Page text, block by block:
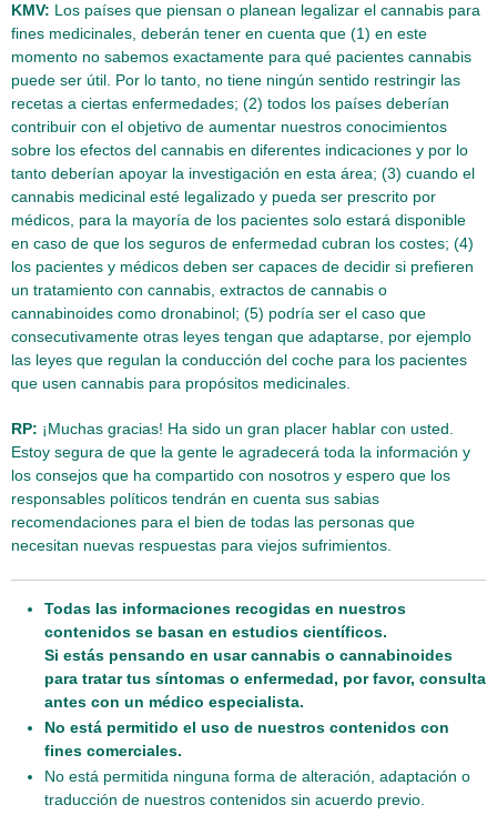
KMV: Los países que piensan o planean legalizar el cannabis para
fines medicinales, deberán tener en cuenta que (1) en este
momento no sabemos exactamente para qué pacientes cannabis
puede ser útil. Por lo tanto, no tiene ningún sentido restringir las
recetas a ciertas enfermedades; (2) todos los países deberían
contribuir con el objetivo de aumentar nuestros conocimientos
sobre los efectos del cannabis en diferentes indicaciones y por lo
tanto deberían apoyar la investigación en esta área; (3) cuando el
cannabis medicinal esté legalizado y pueda ser prescrito por
médicos, para la mayoría de los pacientes solo estará disponible
en caso de que los seguros de enfermedad cubran los costes; (4)
los pacientes y médicos deben ser capaces de decidir si prefieren
un tratamiento con cannabis, extractos de cannabis o
cannabinoides como dronabinol; (5) podría ser el caso que
consecutivamente otras leyes tengan que adaptarse, por ejemplo
las leyes que regulan la conducción del coche para los pacientes
que usen cannabis para propósitos medicinales.
RP: ¡Muchas gracias! Ha sido un gran placer hablar con usted.
Estoy segura de que la gente le agradecerá toda la información y
los consejos que ha compartido con nosotros y espero que los
responsables políticos tendrán en cuenta sus sabias
recomendaciones para el bien de todas las personas que
necesitan nuevas respuestas para viejos sufrimientos.
Todas las informaciones recogidas en nuestros
contenidos se basan en estudios científicos.
Si estás pensando en usar cannabis o cannabinoides
para tratar tus síntomas o enfermedad, por favor, consulta
antes con un médico especialista.
No está permitido el uso de nuestros contenidos con
fines comerciales.
No está permitida ninguna forma de alteración, adaptación o
traducción de nuestros contenidos sin acuerdo previo.